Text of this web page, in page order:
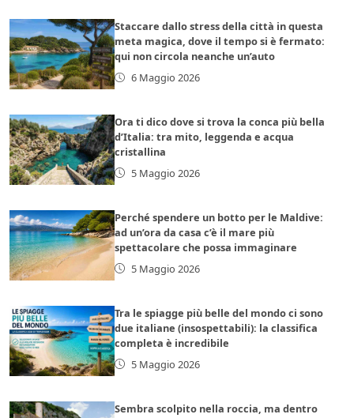
Staccare dallo stress della città in questa
meta magica, dove il tempo si è fermato:
qui non circola neanche un’auto
6 Maggio 2026
Ora ti dico dove si trova la conca più bella
d’Italia: tra mito, leggenda e acqua
cristallina
5 Maggio 2026
Perché spendere un botto per le Maldive:
ad un’ora da casa c’è il mare più
spettacolare che possa immaginare
5 Maggio 2026
Tra le spiagge più belle del mondo ci sono
due italiane (insospettabili): la classifica
completa è incredibile
5 Maggio 2026
Sembra scolpito nella roccia, ma dentro